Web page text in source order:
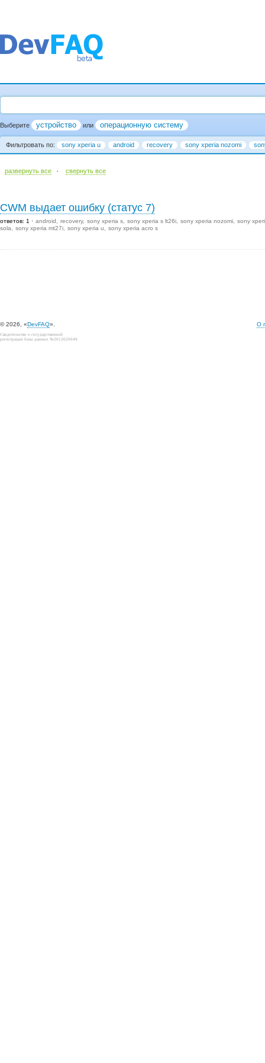
Выберите устройство или операционную систему
Фильтровать по: sony xperia u android recovery sony xperia nozomi
развернуть все · cвернуть все
CWM выдает ошибку (статус 7)
ответов: 1 android recovery sony xperia s sony xperia s lt26i sony xperia nozomi
sony
sola
sony xperia mt27i sony xperia u sony xperia acro s
© 2026, «DevFAQ». О
Свидетельство о государственной
регистрации базы данных №2012620649.